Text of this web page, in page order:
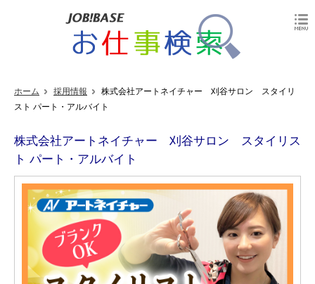
ホーム 採用情報
株式会社アートネイチャー 刈谷サロン スタイリ
スト パート・アルバイト
株式会社アートネイチャー 刈谷サロン スタイリス
ト パート・アルバイト